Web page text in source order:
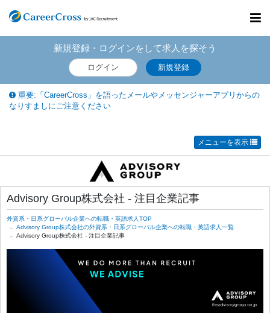
新規登録・ログインをして求人を探そう
ログイン 新規登録
重要:「CareerCross」を語ったメールやメッセンジャーアプリからの
なりすましにご注意ください
メニューを表示
Advisory Group株式会社 - 注目企業記事
外資系・日系グローバル企業への転職・英語求人TOP
Advisory Group株式会社の外資系・日系グローバル企業への転職・英語求人一覧
Advisory Group株式会社 - 注目企業記事